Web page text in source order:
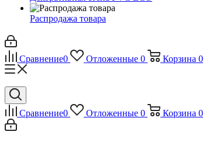
Распродажа товара
Сравнение0 Отложенные 0 Корзина 0
Сравнение0 Отложенные 0 Корзина 0